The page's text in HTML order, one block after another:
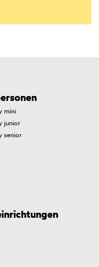
mini
junior
senior